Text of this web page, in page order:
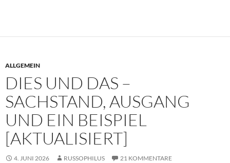
ALLGEMEIN
DIES UND DAS –
SACHSTAND, AUSGANG
UND EIN BEISPIEL
[AKTUALISIERT]
4. JUNI 2026 RUSSOPHILUS 21 KOMMENTARE